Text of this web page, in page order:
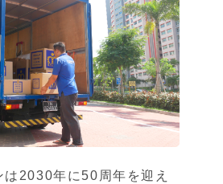
は2030年に50周年を迎え